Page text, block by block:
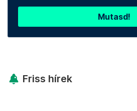
Mutasd!
Friss hírek